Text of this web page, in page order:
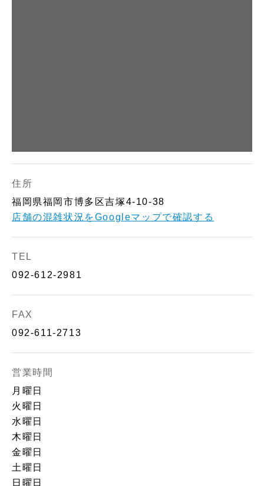
住所
福岡県福岡市博多区吉塚4-10-38
店舗の混雑状況をGoogleマップで確認する
TEL
092-612-2981
FAX
092-611-2713
営業時間
月曜日
火曜日
水曜日
木曜日
金曜日
土曜日
日曜日